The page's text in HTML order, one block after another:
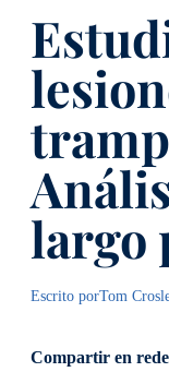
largo
Escrito porTom
Compartir en